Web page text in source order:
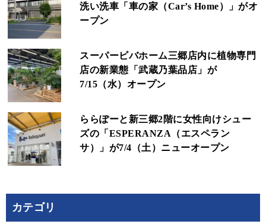
洗い洗車「車の家（Car’s Home）」がオ
ープン
スーパービバホーム三郷店内に植物専門
店の新業態「武蔵乃葉品店」が
7/15（水）オープン
ららぽーと新三郷2階に女性向けシュー
ズの「ESPERANZA（エスペラン
サ）」が7/4（土）ニューオープン
カテゴリ